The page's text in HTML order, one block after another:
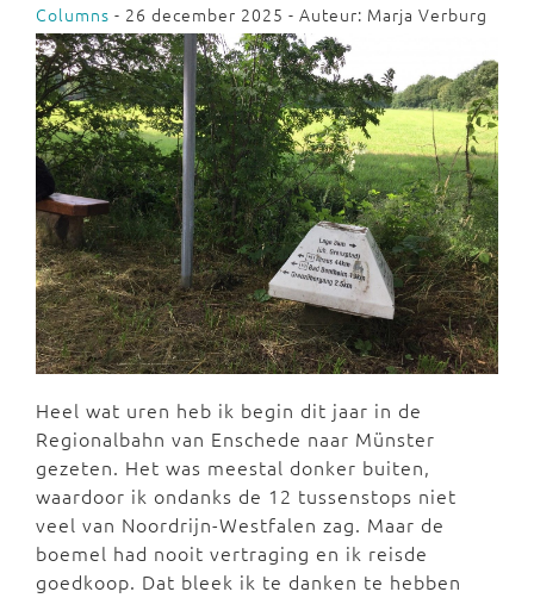
Columns - 26 december 2025 - Auteur: Marja Verburg
Heel wat uren heb ik begin dit jaar in de
Regionalbahn van Enschede naar Münster
gezeten. Het was meestal donker buiten,
waardoor ik ondanks de 12 tussenstops niet
veel van Noordrijn-Westfalen zag. Maar de
boemel had nooit vertraging en ik reisde
goedkoop. Dat bleek ik te danken te hebben